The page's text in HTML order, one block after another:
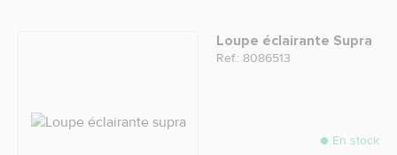
Loupe éclairante Supra
Ref.: 8086513
En stock